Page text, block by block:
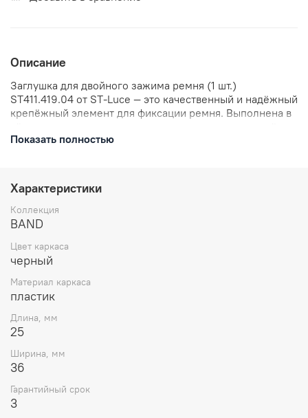
Описание
Заглушка для двойного зажима ремня (1 шт.)
ST411.419.04 от ST-Luce — это качественный и надёжный
крепёжный элемент для фиксации ремня. Выполнена в
интерьер. Идеально подходит для использования в
Показать полностью
Характеристики
Коллекция
BAND
Цвет каркаса
черный
Материал каркаса
пластик
Длина, мм
25
Ширина, мм
36
Гарантийный срок
3